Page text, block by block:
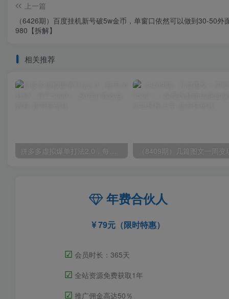
上一篇
（6426期）百度挂机新号破5w金币，单窗口依然可以做到30-50外
980【拆解】
相关推荐
拼多多虚拟爆单打法2.0，每天10分钟，月产5000+，从0到1赚收益教程
年费合伙人
79元（限时特惠）
☑ 会员时长：365天
☑ 全站资源免费获取1年
☑ 推广佣金高达50％